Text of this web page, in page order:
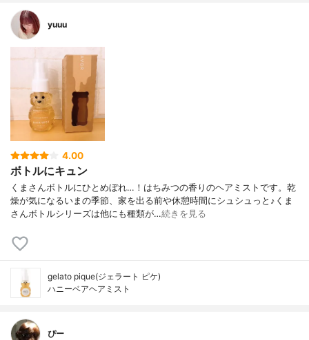
yuuu
4.00
ボトルにキュン
くまさんボトルにひとめぼれ…！はちみつの香りのヘアミストです。乾
燥が気になるいまの季節、家を出る前や休憩時間にシュシュっと♪くま
さんボトルシリーズは他にも種類が…続きを見る
gelato pique(ジェラート ピケ)
ハニーベアヘアミスト
ぴー